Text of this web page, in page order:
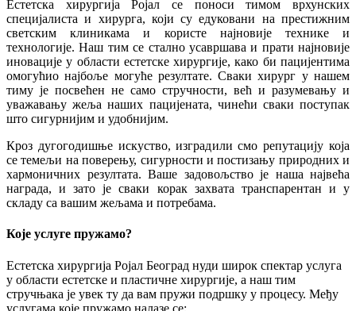
Естетска хирургија Ројал се поноси тимом врхунских
специјалиста и хирурга, који су едуковани на престижним
светским клиникама и користе најновије технике и
технологије. Наш тим се стално усавршава и прати најновије
иновације у области естетске хирургије, како би пацијентима
омогућио најбоље могуће резултате. Сваки хирург у нашем
тиму је посвећен не само стручности, већ и разумевању и
уважавању жеља наших пацијената, чинећи сваки поступак
што сигурнијим и удобнијим.
Кроз дугогодишње искуство, изградили смо репутацију која
се темељи на поверењу, сигурности и постизању природних и
хармоничних резултата. Ваше задовољство је наша највећа
награда, и зато је сваки корак захвата транспарентан и у
складу са вашим жељама и потребама.
Које услуге пружамо?
Естетска хирургија Ројал Београд нуди широк спектар услуга
у области естетске и пластичне хирургије, а наш тим
стручњака је увек ту да вам пружи подршку у процесу. Међу
услугама које пружамо налазе се: